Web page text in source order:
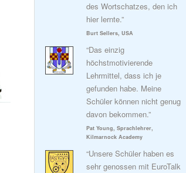
des Wortschatzes, den ich
hier lernte.”
Burt Sellers, USA
“Das einzig
höchstmotivierende
Lehrmittel, dass ich je
gefunden habe. Meine
Schüler können nicht genug
davon bekommen.”
Pat Young, Sprachlehrer,
Kilmarnock Academy
“Unsere Schüler haben es
sehr genossen mit EuroTalk